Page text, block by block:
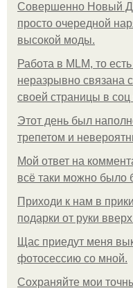
Совершенно Новый
просто очередной
высокой моды.
Работа в MLM, то
неразрывно связана
своей страницы в соц
Этот день был
трепетом и
Мой ответ на
всё таки можно было
Приходи к нам в
подарки от руки
Щас приедут меня
фотосессию со мной.
Сохраняйте мои